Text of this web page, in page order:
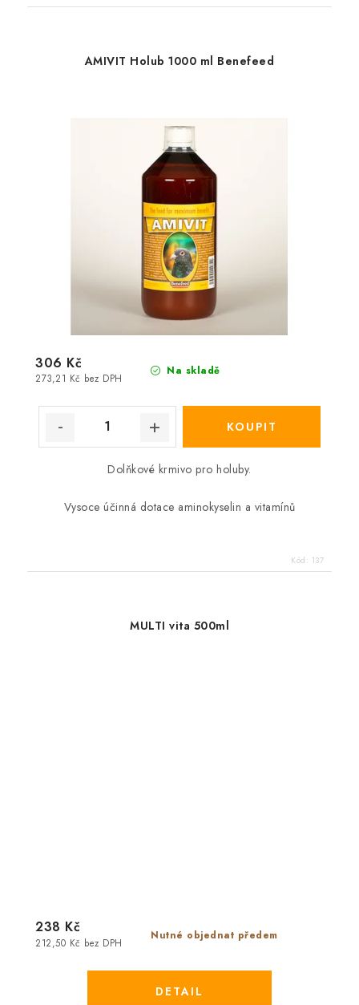
AMIVIT Holub 1000 ml Benefeed
Na skladě
273,21 Kč bez DPH
306 Kč
Dolňkové krmivo pro holuby.
Vysoce účinná dotace aminokyselin a vitamínů
Kód: 137
MULTI vita 500ml
Nutné objednat předem
212,50 Kč bez DPH
238 Kč